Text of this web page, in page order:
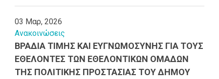
03 Μαρ, 2026
Ανακοινώσεις
ΒΡΑΔΙΑ ΤΙΜΗΣ ΚΑΙ ΕΥΓΝΩΜΟΣΥΝΗΣ ΓΙΑ ΤΟΥΣ
ΕΘΕΛΟΝΤΕΣ ΤΩΝ ΕΘΕΛΟΝΤΙΚΩΝ ΟΜΑΔΩΝ
ΤΗΣ ΠΟΛΙΤΙΚΗΣ ΠΡΟΣΤΑΣΙΑΣ ΤΟΥ ΔΗΜΟΥ